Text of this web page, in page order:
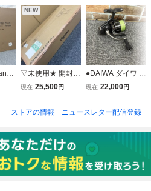
ク
NEW
▽未使用★ 開封の
み Dyson ダイソ
ー 掃除機 KB2510
現在 25,500円
●DAIWA ダイワ L
UVIAS LT4000-X
釣り具 釣り用品 H
現在 22,000円
ストアの情報 ニュースレター配信登録